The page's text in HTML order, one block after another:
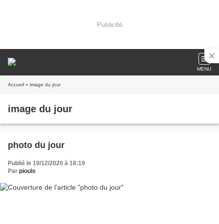
Publicité
MENU
Accueil » image du jour
image du jour
photo du jour
Publié le 19/12/2020 à 18:19
Par piouls